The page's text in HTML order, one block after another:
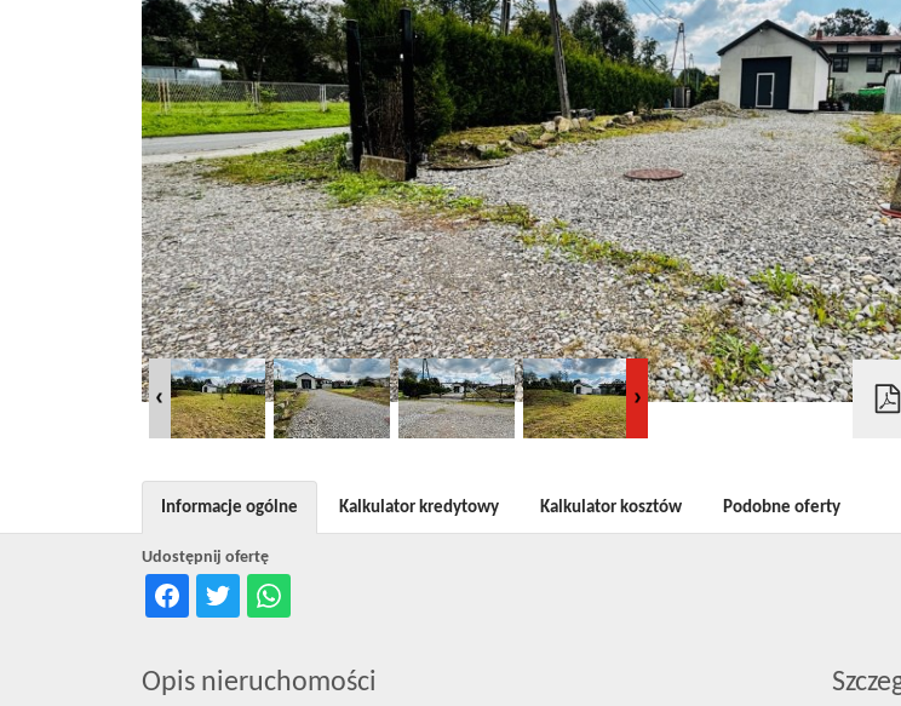
Udostępnij ofertę
Informacje ogólne Kalkulator kredytowy Kalkulator kosztów Podobne oferty
Opis nieruchomości